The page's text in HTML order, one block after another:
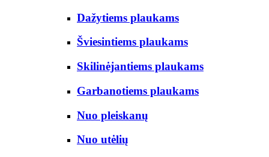
Dažytiems plaukams
Šviesintiems plaukams
Skilinėjantiems plaukams
Garbanotiems plaukams
Nuo pleiskanų
Nuo utėlių